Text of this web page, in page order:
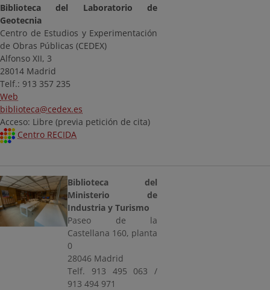
Biblioteca del Laboratorio de
Geotecnia
Centro de Estudios y Experimentación
de Obras Públicas (CEDEX)
Alfonso XII, 3
28014 Madrid
Telf.: 913 357 235
Web
biblioteca@cedex.es
Acceso: Libre (previa petición de cita)
Centro RECIDA
Biblioteca del
Ministerio de
Industria y Turismo
Paseo de la
Castellana 160, planta
0
28046 Madrid
Telf. 913 495 063 /
913 494 971